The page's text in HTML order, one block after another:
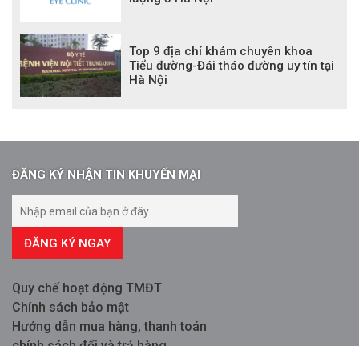
Top 9 địa chỉ khám chuyên khoa
Tiểu đường-Đái tháo đường uy tín tại
Hà Nội
ĐĂNG KÝ NHẬN TIN KHUYẾN MẠI
ĐĂNG KÝ NGAY
Quy chế hoạt động TMĐT
Chính sách bảo mật
Hướng dẫn mua hàng, thanh toán